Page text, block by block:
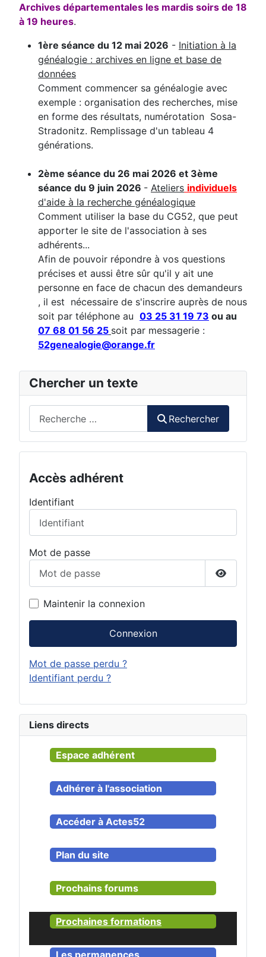
Chercher un texte
Rechercher
Accès adhérent
Identifiant
Mot de passe
Afficher
Maintenir la connexion
Connexion
Mot de passe perdu ?
Identifiant perdu ?
Liens directs
Espace adhérent
Adhérer à l'association
Accéder à Actes52
Plan du site
Prochains forums
Prochaines formations
Les permanences
Archives départementales les mardis soirs de 18
à 19 heures.
1ère séance du 12 mai 2026 - Initiation à la
généalogie : archives en ligne et base de
données
Comment commencer sa généalogie avec
exemple : organisation des recherches, mise
en forme des résultats, numérotation Sosa-
Stradonitz. Remplissage d'un tableau 4
générations.
2ème séance du 26 mai 2026 et 3ème
séance du 9 juin 2026 - Ateliers individuels
d'aide à la recherche généalogique
Comment utiliser la base du CG52, que peut
apporter le site de l'association à ses
adhérents...
Afin de pouvoir répondre à vos questions
précises et aussi être sûr qu'il y ait une
personne en face de chacun des demandeurs
, il est nécessaire de s'inscrire auprès de nous
soit par téléphone au 03 25 31 19 73 ou au
07 68 01 56 25 soit par messagerie :
52genealogie@orange.fr